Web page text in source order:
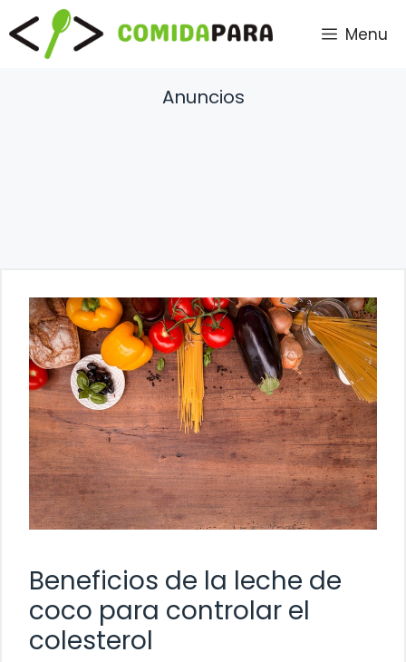
Saltar
al
contenido
Menu
Anuncios
Beneficios de la leche de
coco para controlar el
colesterol